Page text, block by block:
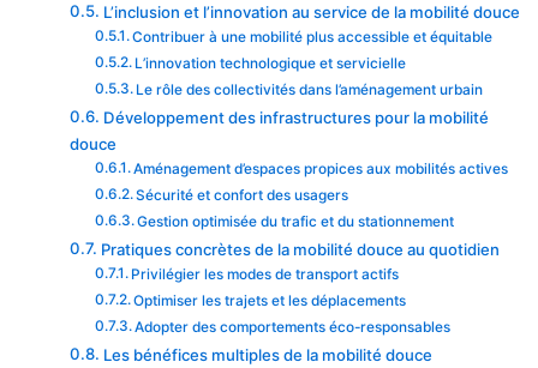
L’inclusion et l’innovation au service de la mobilité douce
Contribuer à une mobilité plus accessible et équitable
L’innovation technologique et servicielle
Le rôle des collectivités dans l’aménagement urbain
Développement des infrastructures pour la mobilité
douce
Aménagement d’espaces propices aux mobilités actives
Sécurité et confort des usagers
Gestion optimisée du trafic et du stationnement
Pratiques concrètes de la mobilité douce au quotidien
Privilégier les modes de transport actifs
Optimiser les trajets et les déplacements
Adopter des comportements éco-responsables
Les bénéfices multiples de la mobilité douce